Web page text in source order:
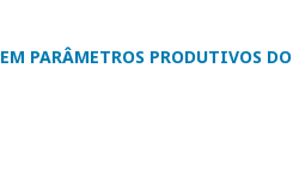
PARÂMETROS PRODUTIVOS DO